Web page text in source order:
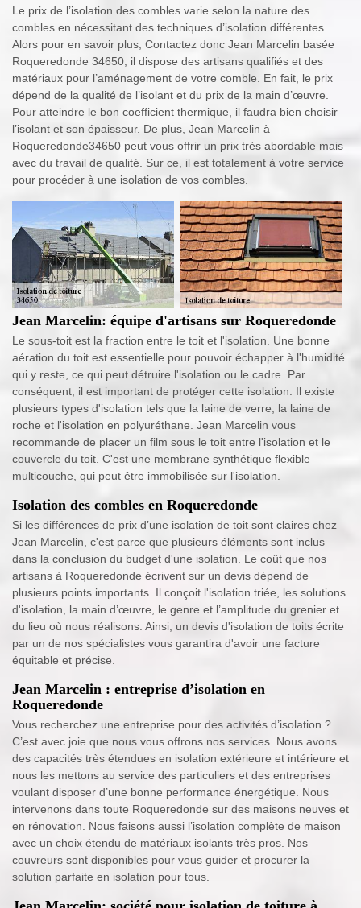
Le prix de l’isolation des combles varie selon la nature des
combles en nécessitant des techniques d’isolation différentes.
Alors pour en savoir plus, Contactez donc Jean Marcelin basée
Roqueredonde 34650, il dispose des artisans qualifiés et des
matériaux pour l’aménagement de votre comble. En fait, le prix
dépend de la qualité de l’isolant et du prix de la main d’œuvre.
Pour atteindre le bon coefficient thermique, il faudra bien choisir
l’isolant et son épaisseur. De plus, Jean Marcelin à
Roqueredonde34650 peut vous offrir un prix très abordable mais
avec du travail de qualité. Sur ce, il est totalement à votre service
pour procéder à une isolation de vos combles.
Jean Marcelin: équipe d'artisans sur Roqueredonde
Le sous-toit est la fraction entre le toit et l'isolation. Une bonne
aération du toit est essentielle pour pouvoir échapper à l'humidité
qui y reste, ce qui peut détruire l'isolation ou le cadre. Par
conséquent, il est important de protéger cette isolation. Il existe
plusieurs types d'isolation tels que la laine de verre, la laine de
roche et l'isolation en polyuréthane. Jean Marcelin vous
recommande de placer un film sous le toit entre l'isolation et le
couvercle du toit. C'est une membrane synthétique flexible
multicouche, qui peut être immobilisée sur l'isolation.
Isolation des combles en Roqueredonde
Si les différences de prix d’une isolation de toit sont claires chez
Jean Marcelin, c'est parce que plusieurs éléments sont inclus
dans la conclusion du budget d'une isolation. Le coût que nos
artisans à Roqueredonde écrivent sur un devis dépend de
plusieurs points importants. Il conçoit l'isolation triée, les solutions
d'isolation, la main d’œuvre, le genre et l’amplitude du grenier et
du lieu où nous réalisons. Ainsi, un devis d'isolation de toits écrite
par un de nos spécialistes vous garantira d'avoir une facture
équitable et précise.
Jean Marcelin : entreprise d’isolation en
Roqueredonde
Vous recherchez une entreprise pour des activités d’isolation ?
C’est avec joie que nous vous offrons nos services. Nous avons
des capacités très étendues en isolation extérieure et intérieure et
nous les mettons au service des particuliers et des entreprises
voulant disposer d’une bonne performance énergétique. Nous
intervenons dans toute Roqueredonde sur des maisons neuves et
en rénovation. Nous faisons aussi l’isolation complète de maison
avec un choix étendu de matériaux isolants très pros. Nos
couvreurs sont disponibles pour vous guider et procurer la
solution parfaite en isolation pour tous.